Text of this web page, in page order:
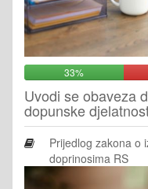
33%
Uvodi se obaveza
dopunske
Prijedlog zakona o
doprinosima RS